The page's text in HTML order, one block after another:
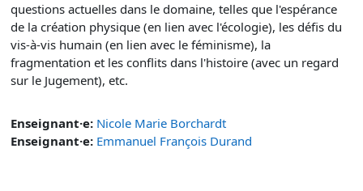
questions actuelles dans le domaine, telles que l'espérance
de la création physique (en lien avec l'écologie), les défis du
vis-à-vis humain (en lien avec le féminisme), la
fragmentation et les conflits dans l'histoire (avec un regard
sur le Jugement), etc.
Enseignant·e: Nicole Marie Borchardt
Enseignant·e: Emmanuel François Durand